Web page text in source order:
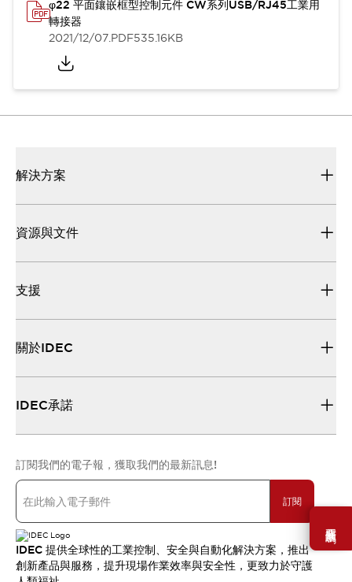
需要幫助嗎？
φ22 平面鑲嵌框型控制元件 CW系列USB/RJ45工業用
轉接器
2021/12/07.PDF535.16KB
解決方案
資源與文件
支援
關於IDEC
IDEC承諾
訂閱我們的電子報，獲取我們的最新訊息!
訂閱
IDEC 提供全球性的工業控制、安全與自動化解決方案，推出
創新產品與服務，提升現場作業效率與安全性，更致力於守護